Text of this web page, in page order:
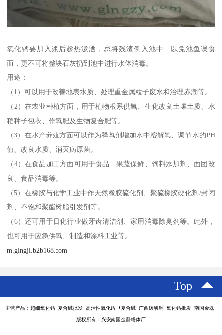
氧化钙要加入浆后趁热泼洒，忌将残渣倒入池中，以免池鱼误食
而，更不可将整块石灰扔到池中进行水体消毒。
用途：
（1）可以用于改善地表水质、处理重金属粒子废水和治理赤潮等。
（2）在农业种植方面，用于植物根系供氧、生化改良土壤土质、水
稻种子包衣、作氧肥及生物复合肥等。
（3）在水产养殖方面可以作为释氧剂增加水中溶解氧、调节水的PH
值、改良水质、消灭病原菌。
（4）在食品加工方面可用于食品、果蔬保鲜、饲料添加剂、面团改
良、食品消毒等。
（5）在橡胶与化学工业中作天然橡胶硫化剂、聚硫橡胶硬化剂/封闭
剂、不饱和聚酯树脂引发剂等。
（6）还可用于日化行业做牙齿清洁剂、家用消毒除臭剂等。此外，
也可用于应急供氧、制造和涂料工业等。
m.glngjl.b2b168.com
Top
主营产品：超细氧化钙 复合碱批发 高活性氧化钙 *复合碱 广西碳酸钙 氧化钙批发 南国金磊
版权所有：兴安南国金磊粉体厂